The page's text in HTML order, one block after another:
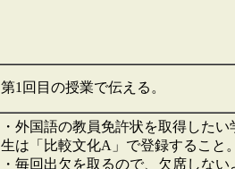
第1回目の授業で伝える。
・外国語の教員免許状を取得した
生は「比較文化A」で登録すること
・毎回出欠を取るので、欠席しな